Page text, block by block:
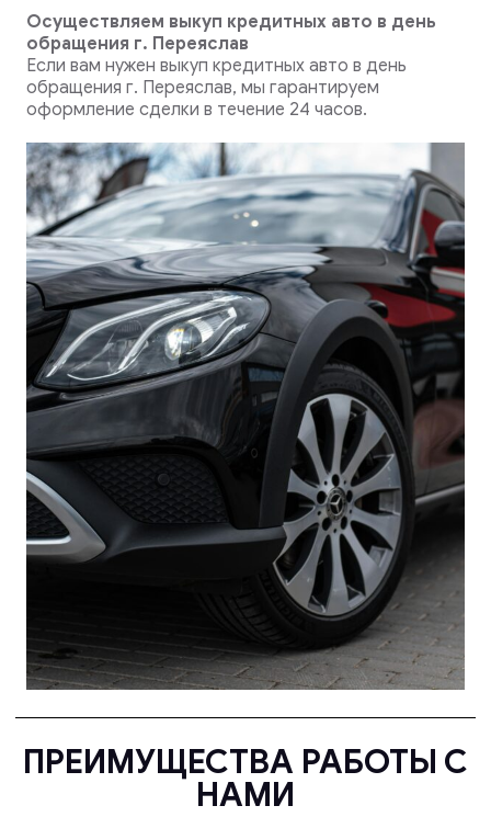
Осуществляем выкуп кредитных авто в день
обращения г. Переяслав
Если вам нужен выкуп кредитных авто в день
обращения г. Переяслав, мы гарантируем
оформление сделки в течение 24 часов.
ПРЕИМУЩЕСТВА РАБОТЫ С
НАМИ